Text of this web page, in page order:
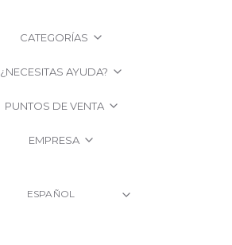
CATEGORÍAS
¿NECESITAS AYUDA?
PUNTOS DE VENTA
EMPRESA